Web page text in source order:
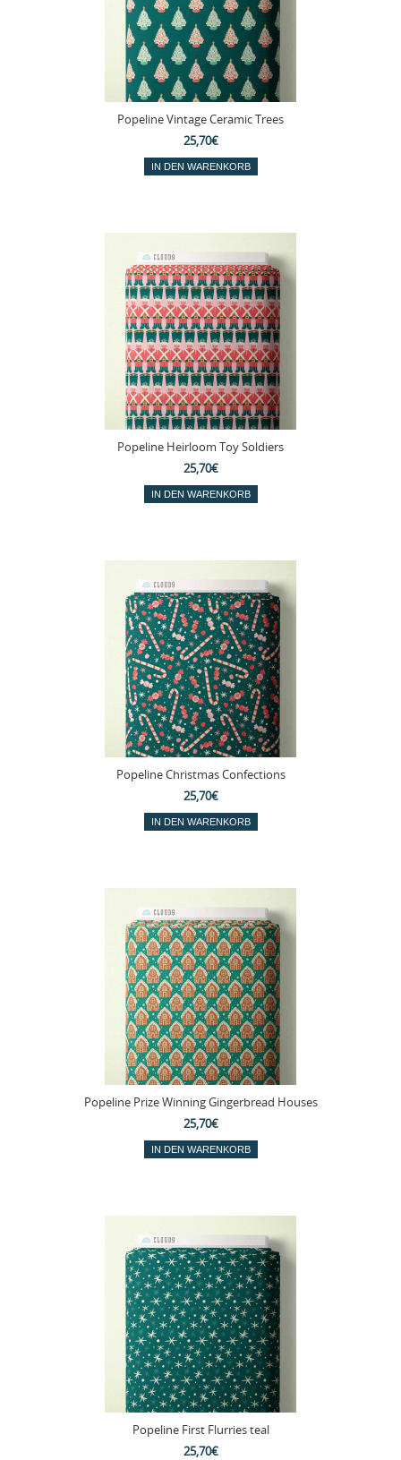
Popeline Vintage Ceramic Trees
25,70€
Popeline Heirloom Toy Soldiers
25,70€
Popeline Christmas Confections
25,70€
Popeline Prize Winning Gingerbread Houses
25,70€
Popeline First Flurries teal
25,70€